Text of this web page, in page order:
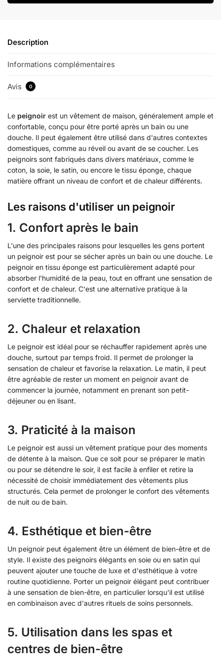
Description
Informations complémentaires
Avis 0
Le peignoir est un vêtement de maison, généralement ample et
confortable, conçu pour être porté après un bain ou une
douche. Il peut également être utilisé dans d'autres contextes
domestiques, comme au réveil ou avant de se coucher. Les
peignoirs sont fabriqués dans divers matériaux, comme le
coton, la soie, le satin, ou encore le tissu éponge, chaque
matière offrant un niveau de confort et de chaleur différents.
Les raisons d'utiliser un peignoir
1. Confort après le bain
L'une des principales raisons pour lesquelles les gens portent
un peignoir est pour se sécher après un bain ou une douche. Le
peignoir en tissu éponge est particulièrement adapté pour
absorber l'humidité de la peau, tout en offrant une sensation de
confort et de chaleur. C'est une alternative pratique à la
serviette traditionnelle.
2. Chaleur et relaxation
Le peignoir est idéal pour se réchauffer rapidement après une
douche, surtout par temps froid. Il permet de prolonger la
sensation de chaleur et favorise la relaxation. Le matin, il peut
être agréable de rester un moment en peignoir avant de
commencer la journée, notamment en prenant son petit-
déjeuner ou en lisant.
3. Praticité à la maison
Le peignoir est aussi un vêtement pratique pour des moments
de détente à la maison. Que ce soit pour se préparer le matin
ou pour se détendre le soir, il est facile à enfiler et retire la
nécessité de choisir immédiatement des vêtements plus
structurés. Cela permet de prolonger le confort des vêtements
de nuit ou de bain.
4. Esthétique et bien-être
Un peignoir peut également être un élément de bien-être et de
style. Il existe des peignoirs élégants en soie ou en satin qui
peuvent ajouter une touche de luxe et d'esthétique à votre
routine quotidienne. Porter un peignoir élégant peut contribuer
à une sensation de bien-être, en particulier lorsqu'il est utilisé
en combinaison avec d'autres rituels de soins personnels.
5. Utilisation dans les spas et
centres de bien-être